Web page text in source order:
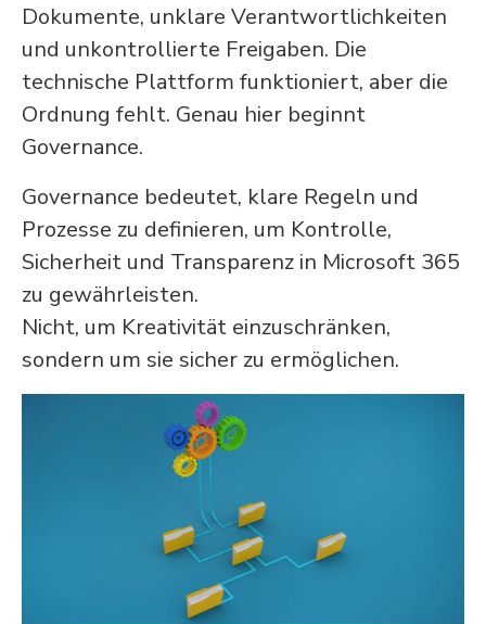
Dokumente, unklare Verantwortlichkeiten
und unkontrollierte Freigaben. Die
technische Plattform funktioniert, aber die
Ordnung fehlt. Genau hier beginnt
Governance.
Governance bedeutet, klare Regeln und
Prozesse zu definieren, um Kontrolle,
Sicherheit und Transparenz in Microsoft 365
zu gewährleisten.
Nicht, um Kreativität einzuschränken,
sondern um sie sicher zu ermöglichen.